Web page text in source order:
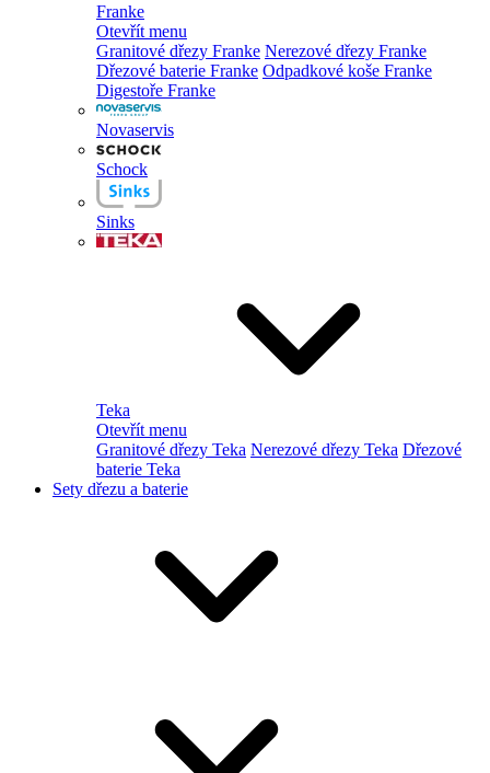
Franke
Otevřít menu
Granitové dřezy Franke Nerezové dřezy Franke
Dřezové baterie Franke Odpadkové koše Franke
Digestoře Franke
Novaservis
Schock
Sinks
Teka
Otevřít menu
Granitové dřezy Teka Nerezové dřezy Teka Dřezové
baterie Teka
Sety dřezu a baterie